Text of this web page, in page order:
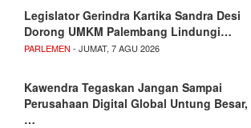
Legislator Gerindra Kartika Sandra Desi
Dorong UMKM Palembang Lindungi…
PARLEMEN - JUMAT, 7 AGU 2026
Kawendra Tegaskan Jangan Sampai
Perusahaan Digital Global Untung Besar,
…